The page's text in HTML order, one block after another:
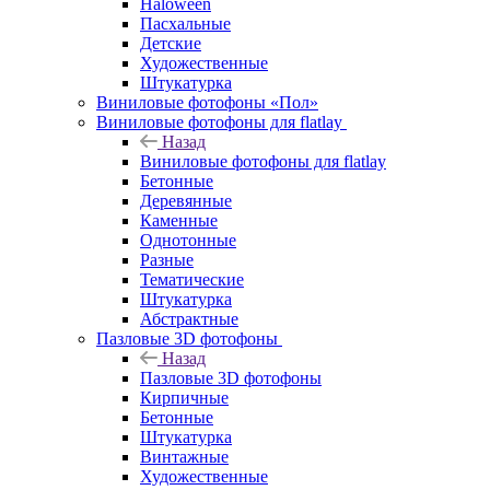
Пасхальные
Детские
Художественные
Штукатурка
Виниловые фотофоны «Пол»
Виниловые фотофоны для flatlay
Назад
Виниловые фотофоны для flatlay
Бетонные
Деревянные
Каменные
Однотонные
Разные
Тематические
Штукатурка
Абстрактные
Пазловые 3D фотофоны
Назад
Пазловые 3D фотофоны
Кирпичные
Бетонные
Штукатурка
Винтажные
Художественные